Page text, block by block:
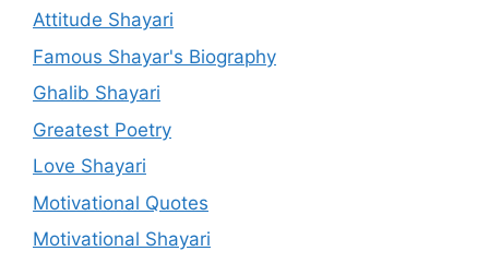
Attitude Shayari
Famous Shayar's Biography
Ghalib Shayari
Greatest Poetry
Love Shayari
Motivational Quotes
Motivational Shayari